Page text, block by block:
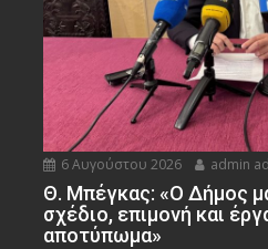
6 Αυγούστου 2026 admin
Θ. Μπέγκας: «Ο Δήμος
σχέδιο, επιμονή και
αποτύπωμα»